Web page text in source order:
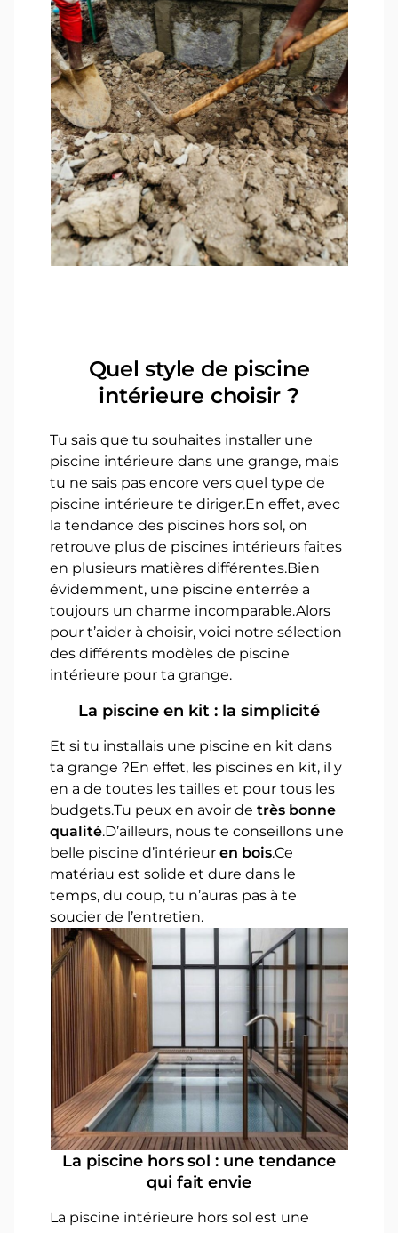
Quel style de piscine
intérieure choisir ?
Tu sais que tu souhaites installer une
piscine intérieure dans une grange, mais
tu ne sais pas encore vers quel type de
piscine intérieure te diriger.En effet, avec
la tendance des piscines hors sol, on
retrouve plus de piscines intérieurs faites
en plusieurs matières différentes.Bien
évidemment, une piscine enterrée a
toujours un charme incomparable.Alors
pour t’aider à choisir, voici notre sélection
des différents modèles de piscine
intérieure pour ta grange.
La piscine en kit : la simplicité
Et si tu installais une piscine en kit dans
ta grange ?En effet, les piscines en kit, il y
en a de toutes les tailles et pour tous les
budgets.Tu peux en avoir detrès bonne
qualité.D’ailleurs, nous te conseillons une
belle piscine d’intérieuren bois.Ce
matériau est solide et dure dans le
temps, du coup, tu n’auras pas à te
soucier de l’entretien.
La piscine hors sol : une tendance
qui fait envie
La piscine intérieure hors sol est une